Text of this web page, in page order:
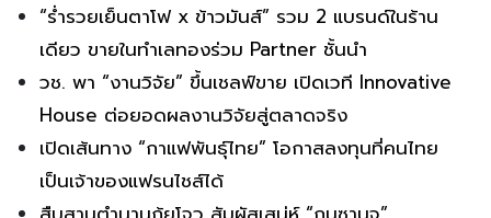
“ร่ำรวยเย็นตาโฟ x ข้าวมันส์” รวม 2 แบรนด์ในร้าน
เดียว ขายในทำเลทองร่วม Partner ชั้นนำ
วช. พา “งานวิจัย” ขึ้นเชลฟ์ขาย เปิดเวที Innovative
House ต่อยอดผลงานวิจัยสู่ตลาดจริง
เปิดเส้นทาง “กาแฟพันธุ์ไทย” โอกาสลงทุนที่คนไทย
เป็นเจ้าของแฟรนไชส์ได้